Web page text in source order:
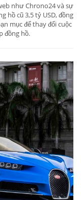
như Chrono24 và sự
hồ cũ 3,5 tỷ USD, đồng
mục để thay đổi cuộc
đồng hồ.